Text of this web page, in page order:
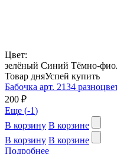
Цвет:
зелёный Синий Тёмно-
Товар дняУспей купить
Бабочка арт. 2134
200 ₽
Еще (-1)
В корзину В корзине
В корзину В корзине
Подробнее